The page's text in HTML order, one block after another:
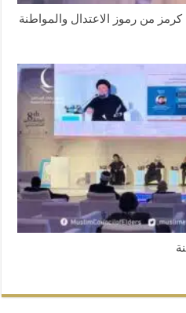
كرمز من رموز الاعتدال والمواطنة